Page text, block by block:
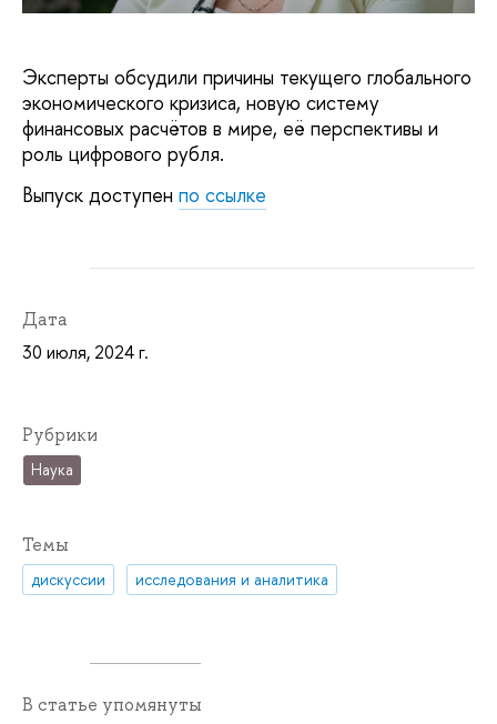
Эксперты обсудили причины текущего глобального
экономического кризиса, новую систему
финансовых расчётов в мире, её перспективы и
роль цифрового рубля.
Выпуск доступен по ссылке
Дата
30 июля, 2024 г.
Рубрики
Наука
Темы
дискуссии исследования и аналитика
В статье упомянуты